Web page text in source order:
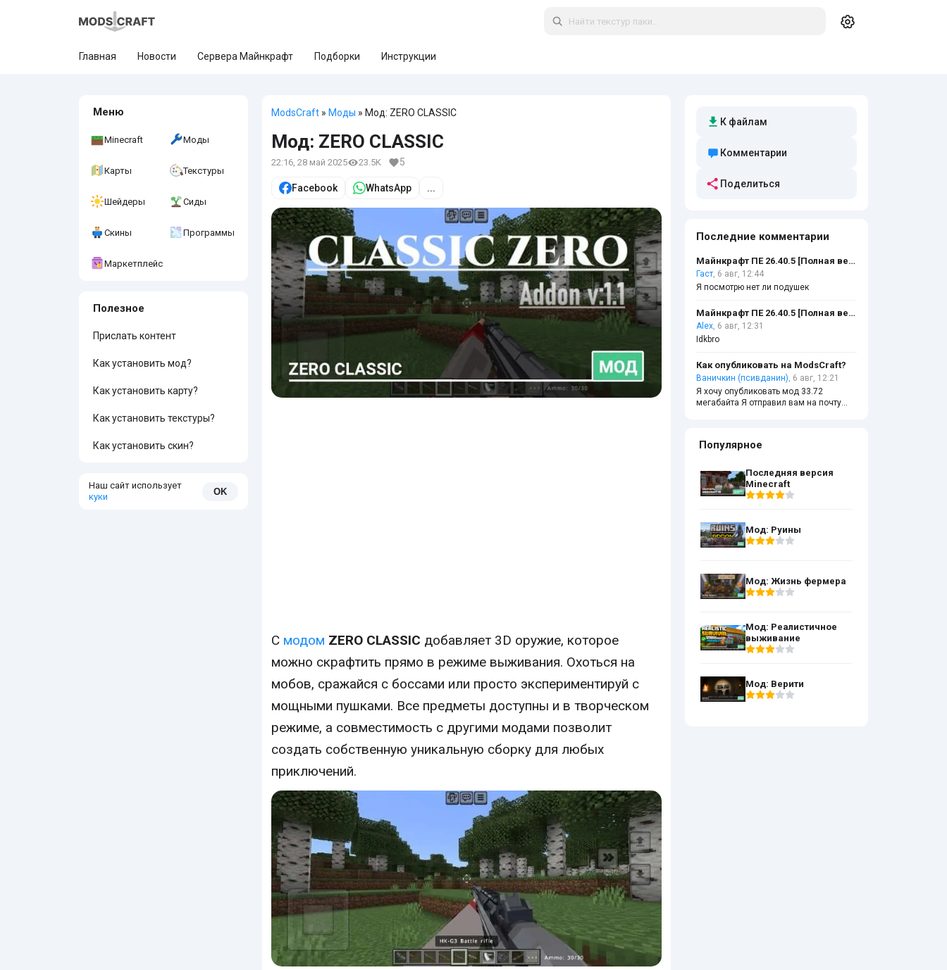
Главная Новости Сервера Майнкрафт Подборки Инструкции
Меню
Minecraft Моды
Карты Текстуры
Шейдеры Сиды
Скины Программы
Маркетплейс
Полезное
Прислать контент
Как установить мод?
Как установить карту?
Как установить текстуры?
Как установить скин?
Наш сайт использует
куки
OK
ModsCraft » Моды » Мод: ZERO CLASSIC
Мод: ZERO CLASSIC
22:16, 28 май 2025 23.5K 5
Facebook WhatsApp ...
С модом ZERO CLASSIC добавляет 3D оружие, которое
можно скрафтить прямо в режиме выживания. Охоться на
мобов, сражайся с боссами или просто экспериментируй с
мощными пушками. Все предметы доступны и в творческом
режиме, а совместимость с другими модами позволит
создать собственную уникальную сборку для любых
приключений.
К файлам
Комментарии
Поделиться
Последние комментарии
Майнкрафт ПЕ 26.40.5 [Полная версия]
Гаст, 6 авг, 12:44
Я посмотрю нет ли подушек
Майнкрафт ПЕ 26.40.5 [Полная версия]
Alex, 6 авг, 12:31
Idkbro
Как опубликовать на ModsCraft?
Ваничкин (псивданин), 6 авг, 12:21
Я хочу опубликовать мод 33.72
мегабайта Я отправил вам на почту
Популярное
Последняя версия
Minecraft
Мод: Руины
Мод: Жизнь фермера
Мод: Реалистичное
выживание
Мод: Верити